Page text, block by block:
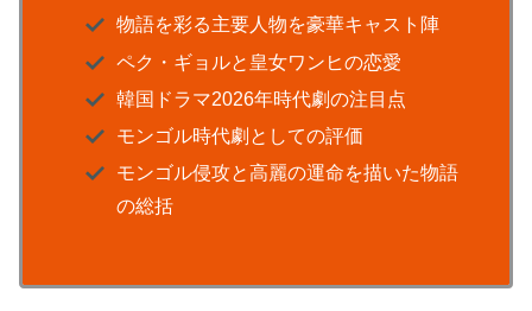
物語を彩る主要人物を豪華キャスト陣
ペク・ギョルと皇女ワンヒの恋愛
韓国ドラマ2026年時代劇の注目点
モンゴル時代劇としての評価
モンゴル侵攻と高麗の運命を描いた物語
の総括